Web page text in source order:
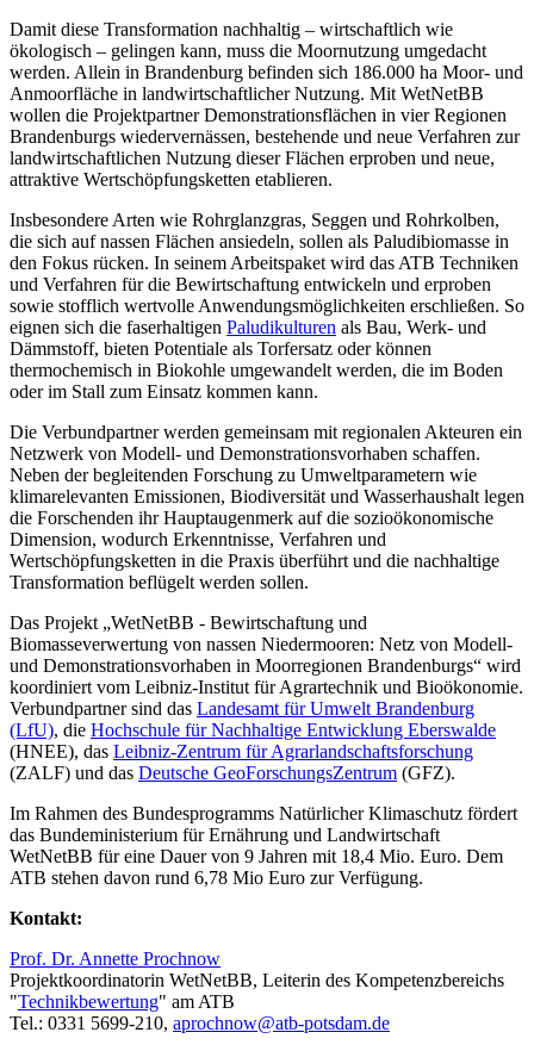
Damit diese Transformation nachhaltig – wirtschaftlich wie
ökologisch – gelingen kann, muss die Moornutzung umgedacht
werden. Allein in Brandenburg befinden sich 186.000 ha Moor- und
Anmoorfläche in landwirtschaftlicher Nutzung. Mit WetNetBB
wollen die Projektpartner Demonstrationsflächen in vier Regionen
Brandenburgs wiedervernässen, bestehende und neue Verfahren zur
landwirtschaftlichen Nutzung dieser Flächen erproben und neue,
attraktive Wertschöpfungsketten etablieren.
Insbesondere Arten wie Rohrglanzgras, Seggen und Rohrkolben,
die sich auf nassen Flächen ansiedeln, sollen als Paludibiomasse in
den Fokus rücken. In seinem Arbeitspaket wird das ATB Techniken
und Verfahren für die Bewirtschaftung entwickeln und erproben
sowie stofflich wertvolle Anwendungsmöglichkeiten erschließen. So
eignen sich die faserhaltigen Paludikulturen als Bau, Werk- und
Dämmstoff, bieten Potentiale als Torfersatz oder können
thermochemisch in Biokohle umgewandelt werden, die im Boden
oder im Stall zum Einsatz kommen kann.
Die Verbundpartner werden gemeinsam mit regionalen Akteuren ein
Netzwerk von Modell- und Demonstrationsvorhaben schaffen.
Neben der begleitenden Forschung zu Umweltparametern wie
klimarelevanten Emissionen, Biodiversität und Wasserhaushalt legen
die Forschenden ihr Hauptaugenmerk auf die sozioökonomische
Dimension, wodurch Erkenntnisse, Verfahren und
Wertschöpfungsketten in die Praxis überführt und die nachhaltige
Transformation beflügelt werden sollen.
Das Projekt „WetNetBB - Bewirtschaftung und
Biomasseverwertung von nassen Niedermooren: Netz von Modell-
und Demonstrationsvorhaben in Moorregionen Brandenburgs“ wird
koordiniert vom Leibniz-Institut für Agrartechnik und Bioökonomie.
Verbundpartner sind das Landesamt für Umwelt Brandenburg
(LfU), die Hochschule für Nachhaltige Entwicklung Eberswalde
(HNEE), das Leibniz-Zentrum für Agrarlandschaftsforschung
(ZALF) und das Deutsche GeoForschungsZentrum (GFZ).
Im Rahmen des Bundesprogramms Natürlicher Klimaschutz fördert
das Bundeministerium für Ernährung und Landwirtschaft
WetNetBB für eine Dauer von 9 Jahren mit 18,4 Mio. Euro. Dem
ATB stehen davon rund 6,78 Mio Euro zur Verfügung.
Kontakt:
Prof. Dr. Annette Prochnow
Projektkoordinatorin WetNetBB, Leiterin des Kompetenzbereichs
"Technikbewertung" am ATB
Tel.: 0331 5699-210, aprochnow@atb-potsdam.de